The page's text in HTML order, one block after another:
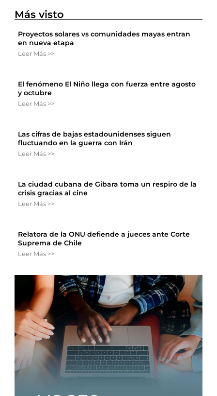
Más visto
Proyectos solares vs comunidades mayas entran
en nueva etapa
Leer Más >>
El fenómeno El Niño llega con fuerza entre agosto
y octubre
Leer Más >>
Las cifras de bajas estadounidenses siguen
fluctuando en la guerra con Irán
Leer Más >>
La ciudad cubana de Gibara toma un respiro de la
crisis gracias al cine
Leer Más >>
Relatora de la ONU defiende a jueces ante Corte
Suprema de Chile
Leer Más >>